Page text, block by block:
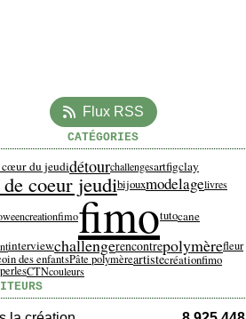
Flux RSS
CATÉGORIES
cœur du jeudidétourchallengesartfigclay
coeur jeudibijouxmodelagelivres
creationfimofimotutocane
interviewchallengerencontrepolymèrefleur
des enfantsPâte polymèreartistecréationfimo
perlesCTNcouleurs